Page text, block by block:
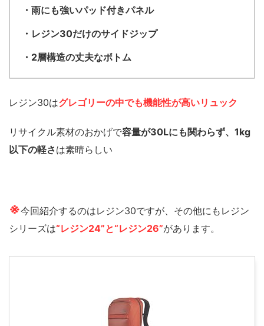
・雨にも強いパッド付きパネル
・レジン30だけのサイドジップ
・2層構造の丈夫なボトム
レジン30はグレゴリーの中でも機能性が高いリュック
リサイクル素材のおかげで容量が30Lにも関わらず、1kg
以下の軽さは素晴らしい
※今回紹介するのはレジン30ですが、その他にもレジン
シリーズは“レジン24”と“レジン26”があります。